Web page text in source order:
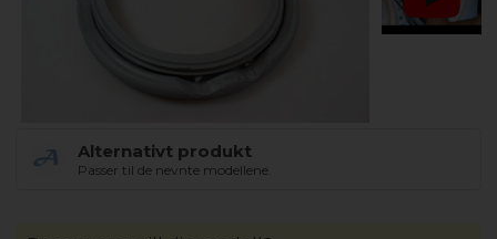
Alternativt produkt
Passer til de nevnte modellene.